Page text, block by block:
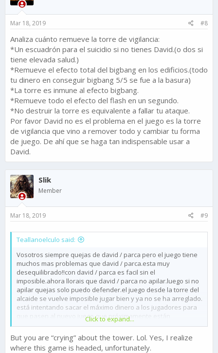
Mar 18, 2019 #8
Analiza cuánto remueve la torre de vigilancia:
*Un escuadrón para el suicidio si no tienes David.(o dos si
tiene elevada salud.)
*Remueve el efecto total del bigbang en los edificios.(todo
tu dinero en conseguir bigbang 5/5 se fue a la basura)
*La torre es inmune al efecto bigbang.
*Remueve todo el efecto del flash en un segundo.
*No destruir la torre es equivalente a fallar tu ataque.
Por favor David no es el problema en el juego es la torre
de vigilancia que vino a remover todo y cambiar tu forma
de juego. De ahí que se haga tan indispensable usar a
David.
Slik
Member
Mar 18, 2019 #9
Teallanoelculo said:
Vosotros siempre quejas de david / parca pero el juego tiene
muchos mas problemas que david / parca.esta muy
desequilibrado!!con david / parca es facil sin el
imposible.ahora llorais que david / parca no apilar.luego si no
apilar quejas solo puedo defender.el juego desde la torre del
alcaide se vuelve imposible jugar bien y ya no se ha arreglado.
está intentando sacar el máximo dinero a los jugadores para
que pasen al nuevo juego que próximamente están
lanzando.solo hay un arreglo y no van a hacerlo.
David / parca no apila + torre de guardia anular
Click to expand...
But you are “crying” about the tower. Lol. Yes, I realize
where this game is headed, unfortunately.